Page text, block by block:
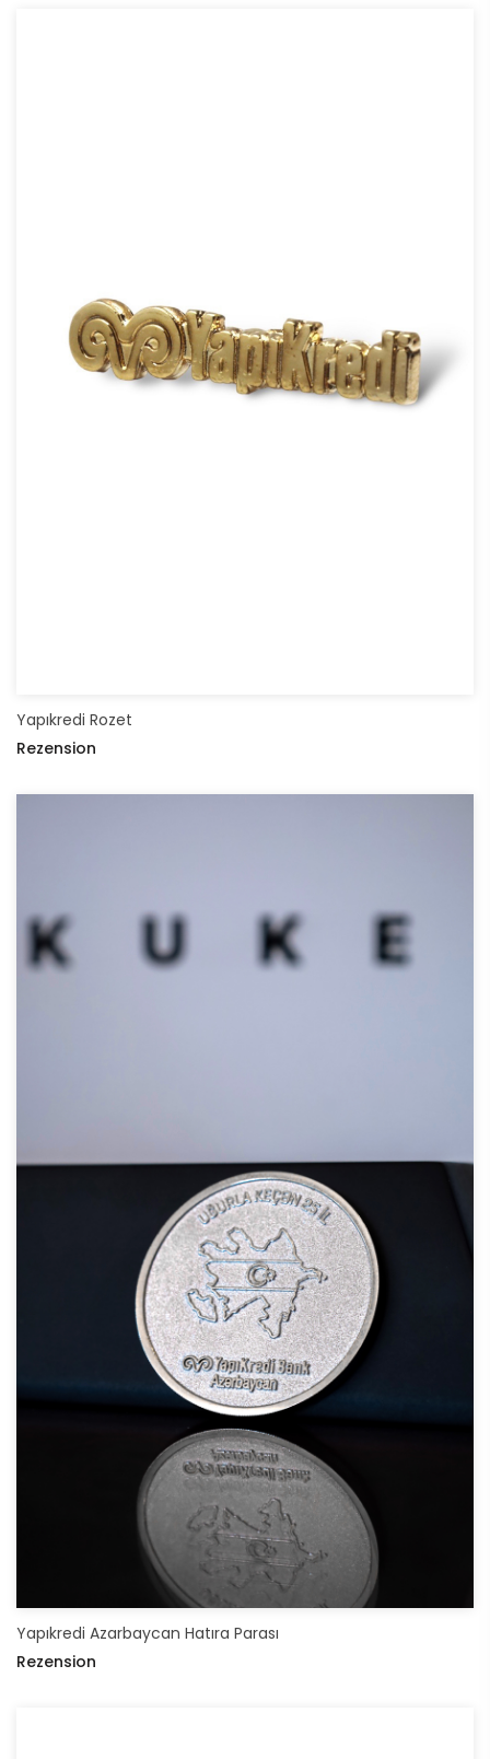
Yapıkredi Rozet
Rezension
Yapıkredi Azarbaycan Hatıra Parası
Rezension